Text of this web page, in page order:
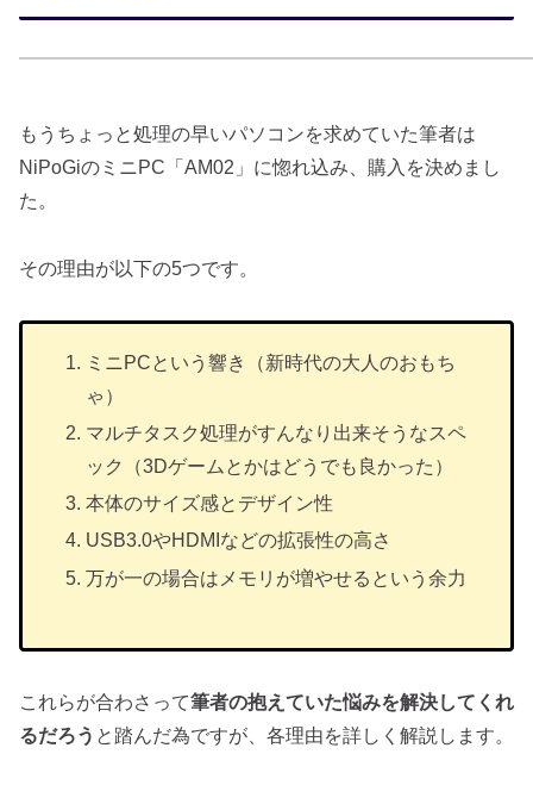
もうちょっと処理の早いパソコンを求めていた筆者は
NiPoGiのミニPC「AM02」に惚れ込み、購入を決めまし
た。
その理由が以下の5つです。
ミニPCという響き（新時代の大人のおもち
ゃ）
マルチタスク処理がすんなり出来そうなスペ
ック（3Dゲームとかはどうでも良かった）
本体のサイズ感とデザイン性
USB3.0やHDMIなどの拡張性の高さ
万が一の場合はメモリが増やせるという余力
これらが合わさって筆者の抱えていた悩みを解決してくれ
るだろう と踏んだ為ですが、各理由を詳しく解説します。